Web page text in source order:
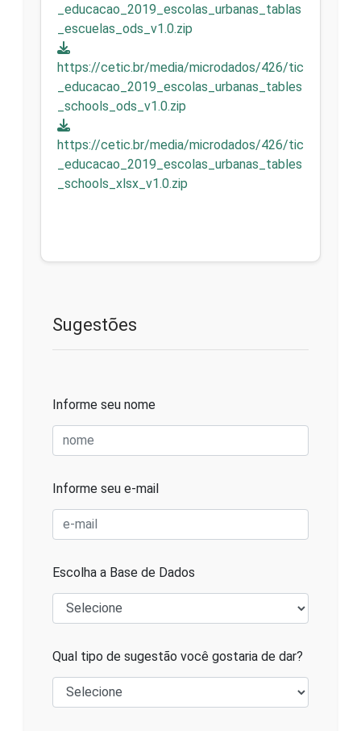
_educacao_2019_escolas_urbanas_tablas
_escuelas_ods_v1.0.zip
https://cetic.br/media/microdados/426/tic
_educacao_2019_escolas_urbanas_tables
_schools_ods_v1.0.zip
https://cetic.br/media/microdados/426/tic
_educacao_2019_escolas_urbanas_tables
_schools_xlsx_v1.0.zip
Sugestões
Informe seu nome
Informe seu e-mail
Escolha a Base de Dados
Qual tipo de sugestão você gostaria de dar?